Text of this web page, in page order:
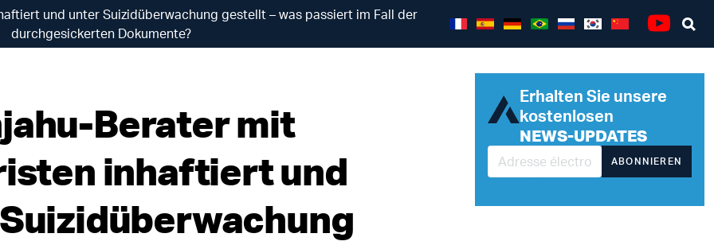
und unter Suizidüberwachung gestellt – was passiert im Fall der
durchgesickerten Dokumente?
Berater mit
inhaftiert und
Erhalten Sie unsere
kostenlosen
NEWS-UPDATES
ABONNIEREN